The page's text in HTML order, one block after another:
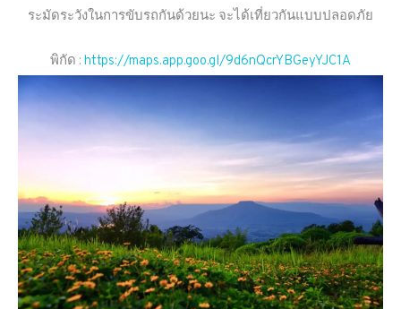
ระมัดระวังในการขับรถกันด้วยนะ จะได้เที่ยวกันแบบปลอดภัย
พิกัด : https://maps.app.goo.gl/9d6nQcrYBGeyYJC1A